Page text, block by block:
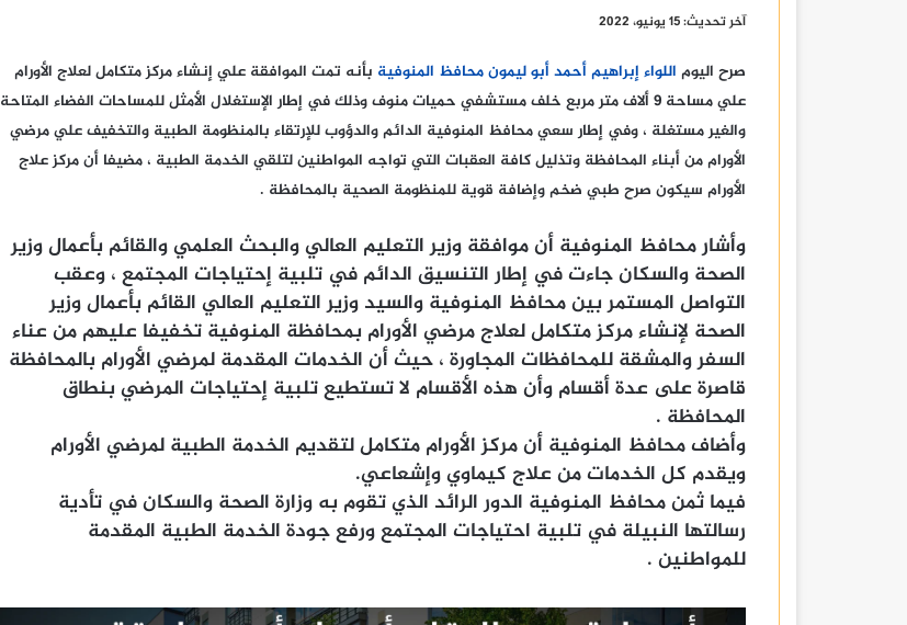
آخر تحديث: 15 يونيو، 2022
صرح اليوم اللواء إبراهيم أحمد أبو ليمون محافظ المنوفية بأنه تمت الموافقة علي إنشاء مركز متكامل لعلاج الأورام
علي مساحة 9 ألاف متر مربع خلف مستشفي حميات منوف وذلك في إطار الإستغلال الأمثل للمساحات الفضاء المتاحة
والغير مستغلة ، وفي إطار سعي محافظ المنوفية الدائم والدؤوب للإرتقاء بالمنظومة الطبية والتخفيف علي مرضي
الأورام من أبناء المحافظة وتذليل كافة العقبات التي تواجه المواطنين لتلقي الخدمة الطبية ، مضيفا أن مركز علاج
الأورام سيكون صرح طبي ضخم وإضافة قوية للمنظومة الصحية بالمحافظة .
وأشار محافظ المنوفية أن موافقة وزير التعليم العالي والبحث العلمي والقائم بأعمال وزير
الصحة والسكان جاءت في إطار التنسيق الدائم في تلبية إحتياجات المجتمع ، وعقب
التواصل المستمر بين محافظ المنوفية والسيد وزير التعليم العالي القائم بأعمال وزير
الصحة لإنشاء مركز متكامل لعلاج مرضي الأورام بمحافظة المنوفية تخفيفا عليهم من عناء
السفر والمشقة للمحافظات المجاورة ، حيث أن الخدمات المقدمة لمرضي الأورام بالمحافظة
قاصرة على عدة أقسام وأن هذه الأقسام لا تستطيع تلبية إحتياجات المرضي بنطاق
المحافظة .
وأضاف محافظ المنوفية أن مركز الأورام متكامل لتقديم الخدمة الطبية لمرضي الأورام
ويقدم كل الخدمات من علاج كيماوي وإشعاعي.
فيما ثمن محافظ المنوفية الدور الرائد الذي تقوم به وزارة الصحة والسكان في تأدية
رسالتها النبيلة في تلبية احتياجات المجتمع ورفع جودة الخدمة الطبية المقدمة
للمواطنين .